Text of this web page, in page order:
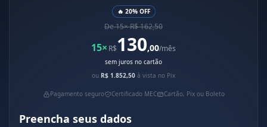
🔥 20% OFF
De 15× R$ 162,50
15× R$130,00/mês
sem juros no cartão
ou R$ 1.852,50 à vista no Pix
Pagamento seguro Certificado MEC Cartão, Pix ou Boleto
Preencha seus dados